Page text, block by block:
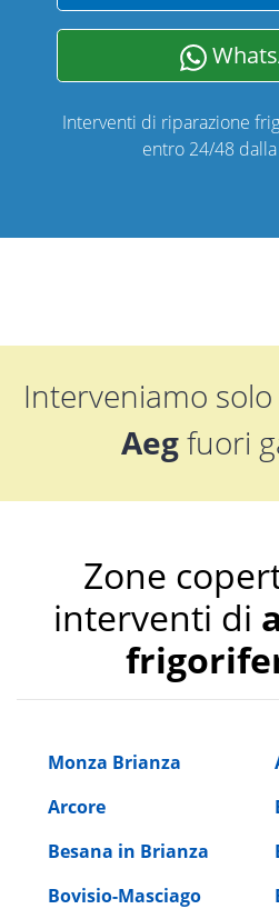
Interventi di riparazione
entro 24/48
Interveniamo solo
Aegfuori
Zone
interventi di
Monza Brianza
Arcore
Besana in Brianza
Bovisio-Masciago